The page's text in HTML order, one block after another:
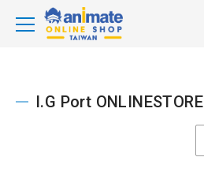
I.G Port ONLINESTORE